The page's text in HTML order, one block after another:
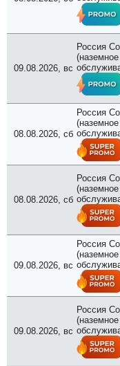
09.08.2026, вс
Россия
(наземное
08.08.2026, сб
Россия
(наземное
08.08.2026, сб
Россия
(наземное
09.08.2026, вс
Россия
(наземное
09.08.2026, вс
Россия
(наземное